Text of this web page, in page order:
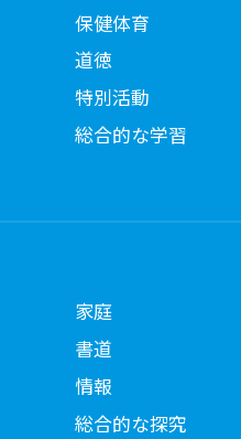
保健体育
道徳
特別活動
総合的な学習
家庭
書道
情報
総合的な探究